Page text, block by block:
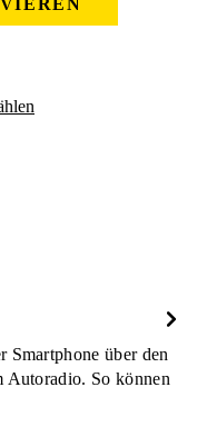
über den
Autoradio. So können